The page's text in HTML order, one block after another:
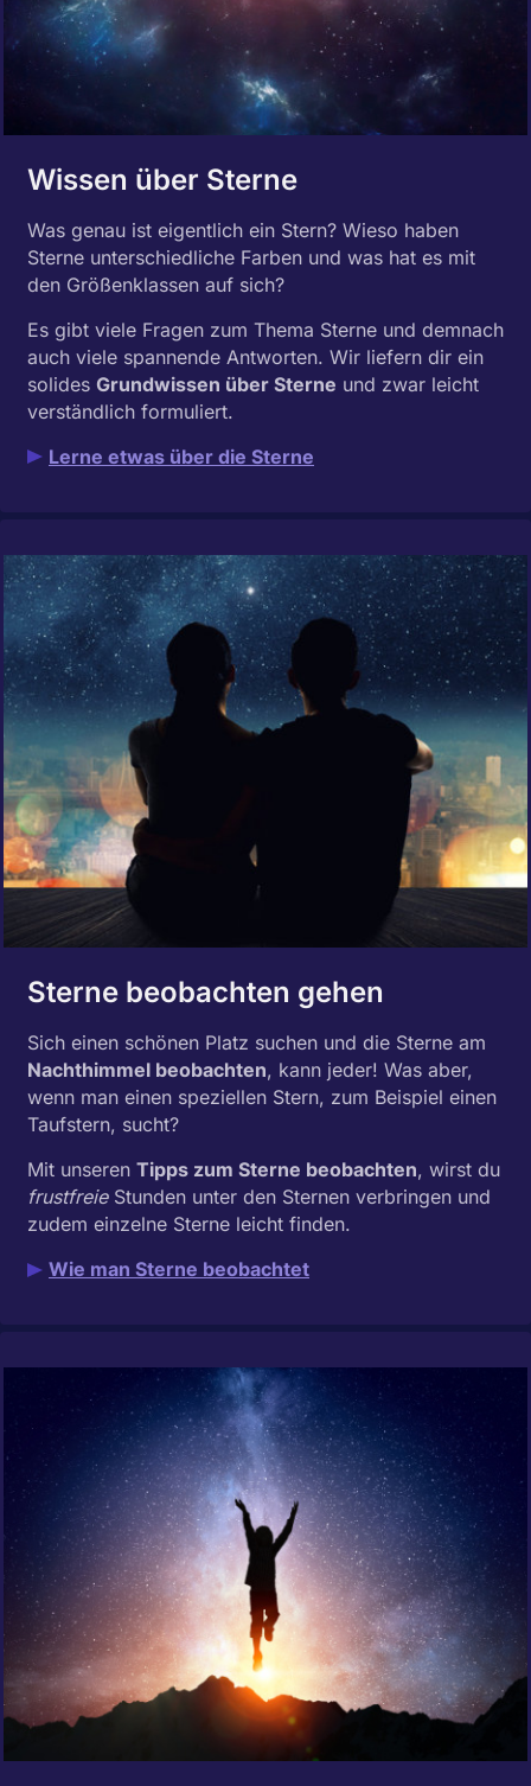
Wissen über Sterne
Was genau ist eigentlich ein Stern? Wieso haben
Sterne unterschiedliche Farben und was hat es mit
den Größenklassen auf sich?
Es gibt viele Fragen zum Thema Sterne und demnach
auch viele spannende Antworten. Wir liefern dir ein
solides Grundwissen über Sterne und zwar leicht
verständlich formuliert.
Lerne etwas über die Sterne
Sterne beobachten gehen
Sich einen schönen Platz suchen und die Sterne am
Nachthimmel beobachten, kann jeder! Was aber,
wenn man einen speziellen Stern, zum Beispiel einen
Taufstern, sucht?
Mit unseren Tipps zum Sterne beobachten, wirst du
frustfreieStunden unter den Sternen verbringen und
zudem einzelne Sterne leicht finden.
Wie man Sterne beobachtet